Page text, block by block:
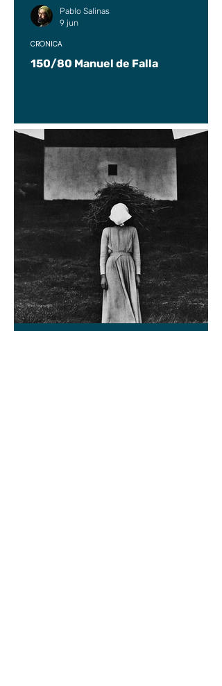
150/80 Manuel de Falla
CRÓNICA
Pablo Salinas
9 jun